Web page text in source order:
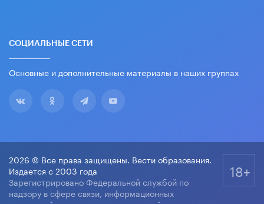
СОЦИАЛЬНЫЕ СЕТИ
Основные и дополнительные материалы в наших группах
2026 © Все права защищены. Вести образования.
Издается с 2003 года
Зарегистрировано Федеральной службой по
надзору в сфере связи, информационных
18+